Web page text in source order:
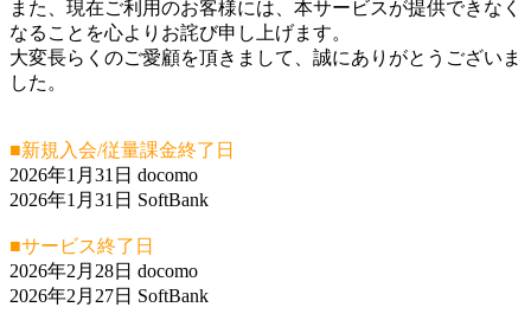
また、現在ご利用のお客様には、本サービスが提供できなく
なることを心よりお詫び申し上げます。
大変長らくのご愛顧を頂きまして、誠にありがとうございま
した。
■新規入会/従量課金終了日
2026年1月31日 docomo
2026年1月31日 SoftBank
■サービス終了日
2026年2月28日 docomo
2026年2月27日 SoftBank